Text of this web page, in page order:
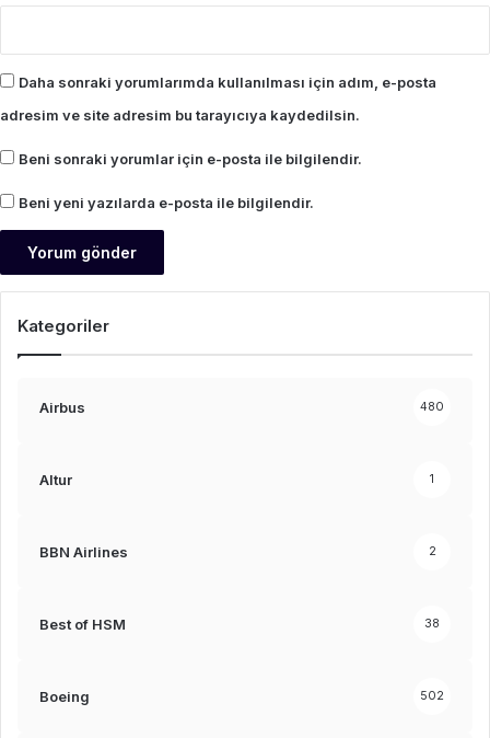
Daha sonraki yorumlarımda kullanılması için adım, e-posta
adresim ve site adresim bu tarayıcıya kaydedilsin.
Beni sonraki yorumlar için e-posta ile bilgilendir.
Beni yeni yazılarda e-posta ile bilgilendir.
Kategoriler
Airbus 480
Altur 1
BBN Airlines 2
Best of HSM 38
Boeing 502